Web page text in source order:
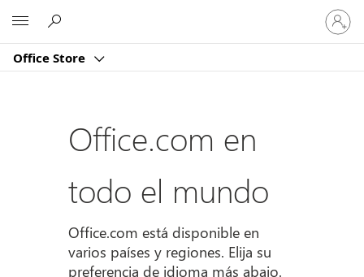
Office Store
Iniciar
sesión
en
cuenta
Office.com en
todo el mundo
Office.com está disponible en
varios países y regiones. Elija su
preferencia de idioma más abajo.